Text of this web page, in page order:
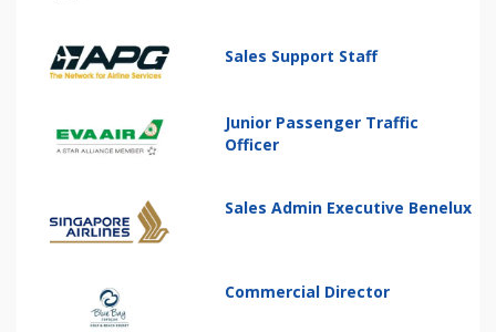
Sales Support Staff
Junior Passenger Traffic
Officer
Sales Admin Executive Benelux
Commercial Director